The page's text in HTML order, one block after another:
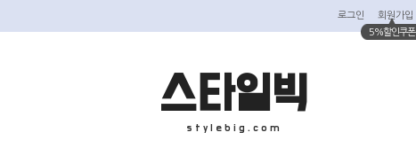
로그인 회원가입
5%할인쿠폰
스타일빅
stylebig.com